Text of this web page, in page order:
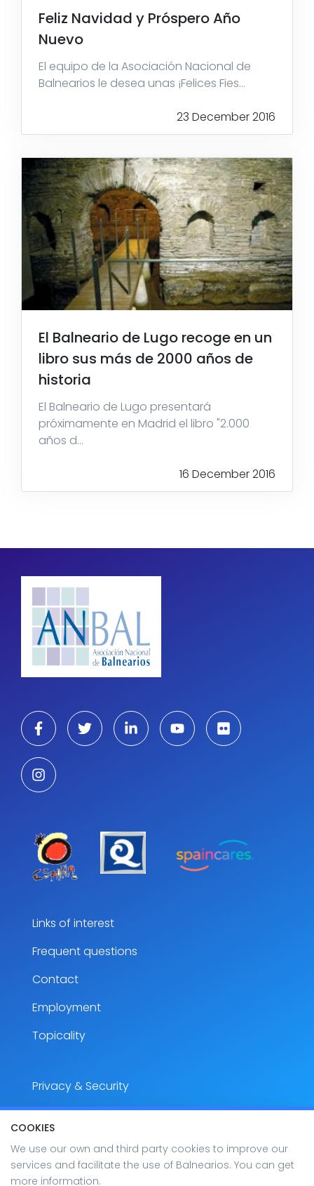
Feliz Navidad y Próspero Año
Nuevo
El equipo de la Asociación Nacional de
Balnearios le desea unas ¡Felices Fies...
23 December 2016
El Balneario de Lugo recoge en un
libro sus más de 2000 años de
historia
El Balneario de Lugo presentará
próximamente en Madrid el libro "2.000
años d...
16 December 2016
Links of interest
Frequent questions
Contact
Employment
Topicality
Privacy & Security
Legal notice
Site map
COOKIES
We use our own and third party cookies to improve our
services and facilitate the use of Balnearios. You can get
more information.